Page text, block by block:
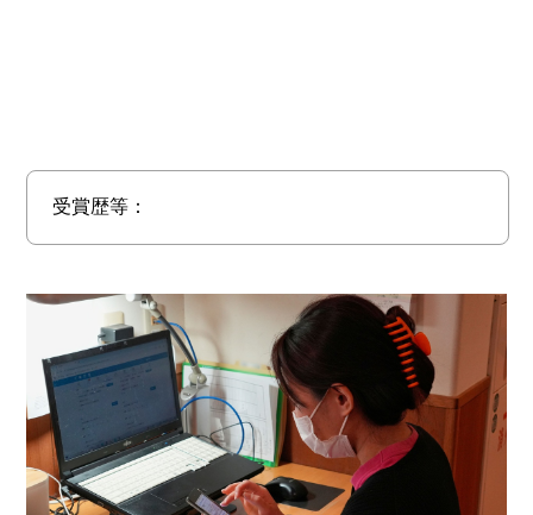
受賞歴等：